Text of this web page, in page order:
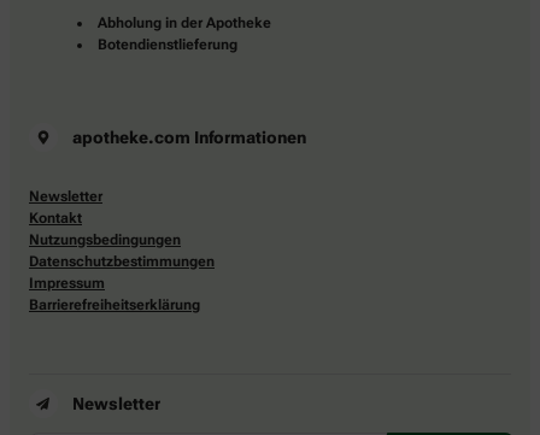
Abholung in der Apotheke
Botendienstlieferung
apotheke.com Informationen
Newsletter
Kontakt
Nutzungsbedingungen
Datenschutzbestimmungen
Impressum
Barrierefreiheitserklärung
Newsletter